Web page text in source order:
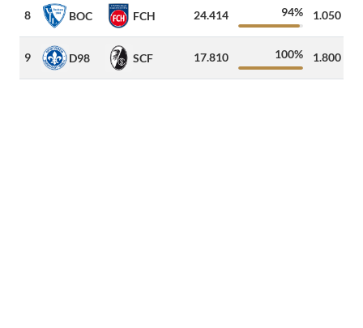
8 BOC FCH 24.414 94% 1.050
9 D98 SCF 17.810 100% 1.800